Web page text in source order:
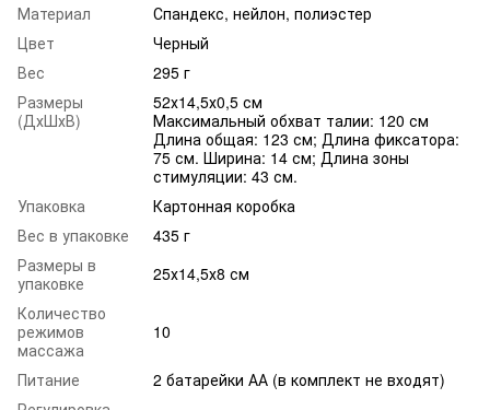
Материал
Спандекс, нейлон, полиэстер
Цвет
Черный
Вес
295 г
Размеры
(ДхШхВ)
52х14,5х0,5 см
Максимальный обхват талии: 120 см
Длина общая: 123 см; Длина фиксатора:
75 см. Ширина: 14 см; Длина зоны
стимуляции: 43 см.
Упаковка
Картонная коробка
Вес в упаковке
435 г
Размеры в
упаковке
25х14,5х8 см
Количество
режимов
массажа
10
Питание
2 батарейки АА (в комплект не входят)